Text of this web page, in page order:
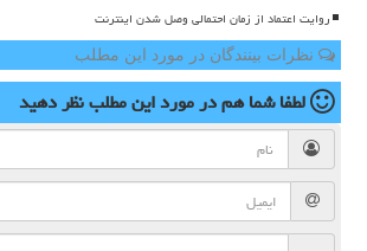
روایت اعتماد از زمان احتمالی وصل شدن اینترنت
نظرات بینندگان در مورد این مطلب
لطفا شما همدر مورد این مطلبنظر دهید